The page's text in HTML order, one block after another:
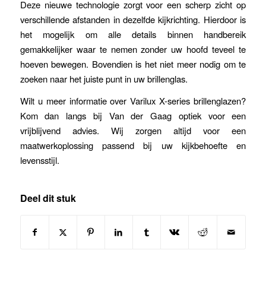
Deze nieuwe technologie zorgt voor een scherp zicht op
verschillende afstanden in dezelfde kijkrichting. Hierdoor is
het mogelijk om alle details binnen handbereik
gemakkelijker waar te nemen zonder uw hoofd teveel te
hoeven bewegen. Bovendien is het niet meer nodig om te
zoeken naar het juiste punt in uw brillenglas.
Wilt u meer informatie over Varilux X-series brillenglazen?
Kom dan langs bij Van der Gaag optiek voor een
vrijblijvend advies. Wij zorgen altijd voor een
maatwerkoplossing passend bij uw kijkbehoefte en
levensstijl.
Deel dit stuk